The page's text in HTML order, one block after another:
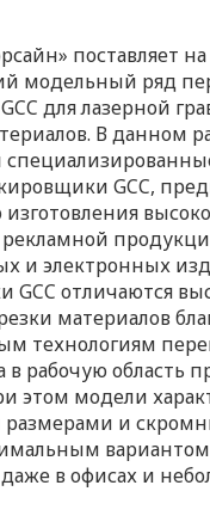
поставляет
модельный ряд
для лазерной
В данном
GCC,
и электронных
отличаются
материалов
технологиям
в рабочую область
этом модели
и
в офисах и